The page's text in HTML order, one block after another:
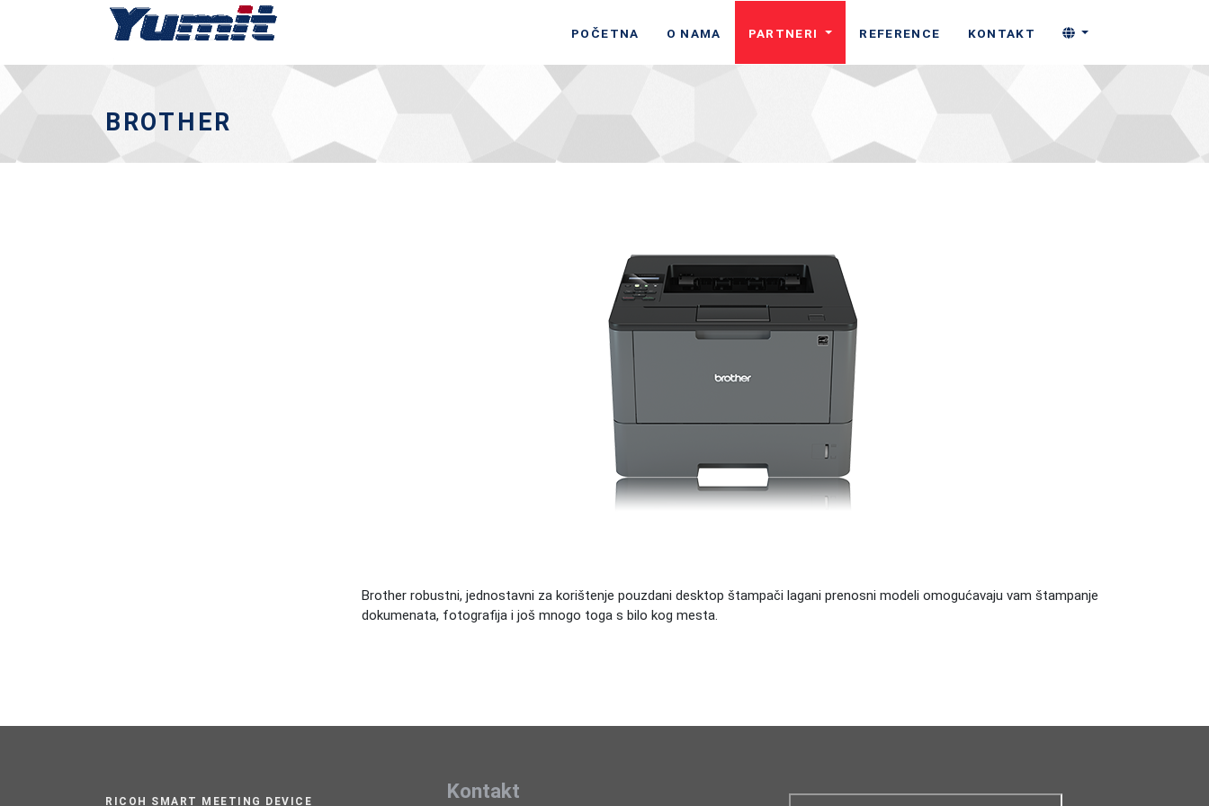
POČETNA O NAMA PARTNERI REFERENCE KONTAKT
BROTHER
Brother robustni, jednostavni za korištenje pouzdani desktop štampači lagani prenosni modeli omogućavaju vam štampanje
dokumenata, fotografija i još mnogo toga s bilo kog mesta.
RICOH SMART MEETING DEVICE Kontakt